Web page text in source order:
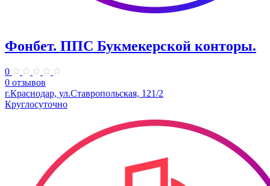
Фонбет. ППС Букмекерской конторы.
0
0 отзывов
г.Краснодар, ул.Ставропольская, 121/2
Круглосуточно